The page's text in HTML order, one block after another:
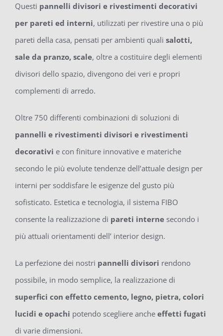
Questi pannelli divisori e rivestimenti decorativi
per pareti ed interni, utilizzati per rivestire una o più
pareti della casa, pensati per ambienti quali salotti,
sale da pranzo, scale, oltre a costituire degli elementi
divisori dello spazio, divengono dei veri e propri
complementi di arredo.
Oltre 750 differenti combinazioni di soluzioni di
pannelli e rivestimenti divisori e rivestimenti
decorativi e con finiture innovative e materiche
secondo le più evolute tendenze dell’attuale design per
interni per soddisfare le esigenze del gusto più
sofisticato. Estetica e tecnologia, il sistema FIBO
consente la realizzazione di pareti interne secondo i
più attuali orientamenti dell’ interior design.
La perfezione dei nostri pannelli divisori rendono
possibile, in modo semplice, la realizzazione di
superfici con effetto cemento, legno, pietra, colori
lucidi e opachi potendo scegliere anche effetti fugati
di varie dimensioni.